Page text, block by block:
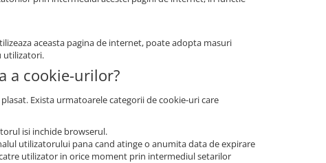
aceasta pagina de internet, poate adopta masuri
utilizatori.
a cookie-urilor?
Exista urmatoarele categorii de cookie-uri care
isi inchide browserul.
utilizatorului pana cand atinge o anumita data de expirare
utilizator in orice moment prin intermediul setarilor